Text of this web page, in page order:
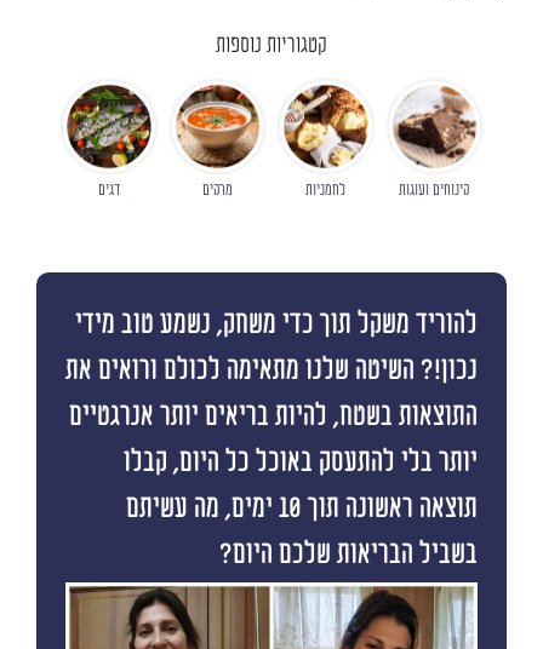
קטגוריות נוספות
קינוחים ועוגות לחמניות מרקים דגים
להוריד משקל תוך כדי משחק, נשמע טוב מידי
נכון!? השיטה שלנו מתאימה לכולם ורואים את
התוצאות בשטח, להיות בריאים יותר אנרגטיים
יותר בלי להתעסק באוכל כל היום, קבלו
תוצאה ראשונה תוך 10 ימים, מה עשיתם
בשביל הבריאות שלכם היום?